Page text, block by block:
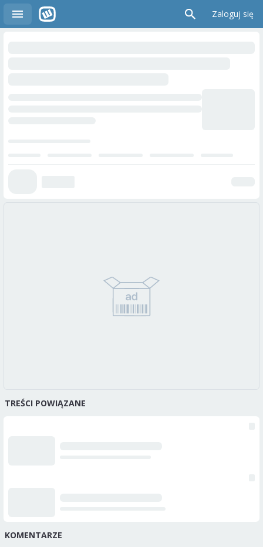
Zaloguj się
TREŚCI POWIĄZANE
KOMENTARZE